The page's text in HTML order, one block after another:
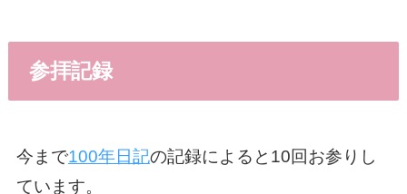
参拝記録
今まで100年日記の記録によると10回お参りし
ています。